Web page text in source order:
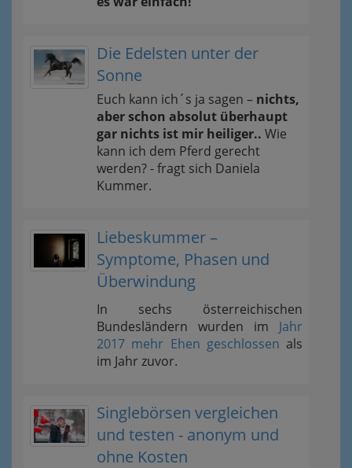
Die Edelsten unter der
Sonne
Euch kann ich´s ja sagen – nichts,
aber schon absolut überhaupt
gar nichts ist mir heiliger.. Wie
kann ich dem Pferd gerecht
werden? - fragt sich Daniela
Kummer.
Liebeskummer –
Symptome, Phasen und
Überwindung
In sechs österreichischen
Bundesländern wurden im Jahr
2017 mehr Ehen geschlossen als
im Jahr zuvor.
Singlebörsen vergleichen
und testen - anonym und
ohne Kosten